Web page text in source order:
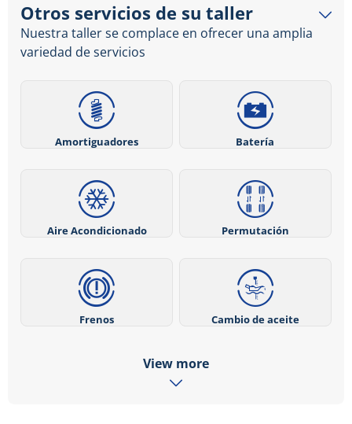
Otros servicios de su taller
Nuestra taller se complace en ofrecer una amplia
variedad de servicios
Amortiguadores Batería
Aire Acondicionado Permutación
Frenos Cambio de aceite
View more